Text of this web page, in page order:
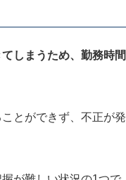
しまうため、勤務時間
とができず、不正が発